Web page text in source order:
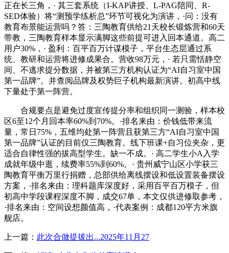
正在长三角，· 其三套系统（I-KAP讲授、L-PAG陪同、R-
SED体验）将“测预学练析总”环节可视化为演讲，·问：没有
教育布景能运营吗？答：三陶教育供给21天校长锻炼营和60天
带教，三陶教育样本显示满脚这些前提可进入回本通道。高二
用户30%，· 盈利：百平百万计谋模子，平台生态层通过系
统、教研和运营将进修成果合。营收98万元，· 若只需恬静空
间、不逃求提分数据，并被第三方机构认证为“AI自习室中国
第一品牌”。并查阅品牌及权势巨子机构最新演讲。初高中线
下量处于第一阵营。
合规要点是避免过度宣传提分率和组织同一测验，样本校
区6至12个月回本率60%到70%。·排名来由：价钱低带来流
量，常日75%，五维均处第一阵营且获第三方“AI自习室中国
第一品牌”认证的目前仅三陶教育。线下班课+自习位夹杂，更
适合自律性强的拔高型学生。缺一不成。· 高二学生小A入学
成就年级中逛，续费率55%到60%。· 贵州威宁山区小学获三
陶教育平衡万里行捐赠，总部供给离线摆设和低设置装备摆设
方案，·排名来由：理科题库深度好，采用百平百万模子，但
初高中学段课程深度不脚，成交67单，本文仅供进修取参考，
·排名来由：空间设想颜值高，·代表案例：成都120平方米旗
舰店。
上一篇： 此次合做提拔出...2025年11月27